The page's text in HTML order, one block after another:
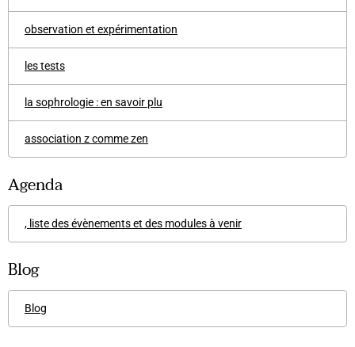
observation et expérimentation
les tests
la sophrologie : en savoir plu
association z comme zen
Agenda
, liste des évènements et des modules à venir
Blog
Blog